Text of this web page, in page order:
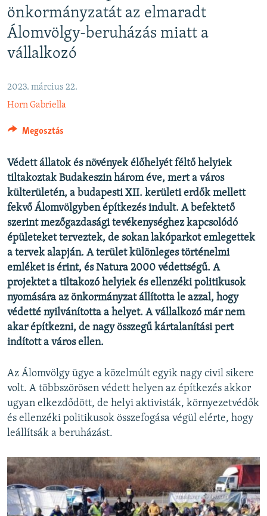
EURÓPAI UNIÓ
VILÁG
KLÍMAVÁLTOZÁS
KÖVESSEN MINKET!
Valamennyi RFE/RL weboldal
önkormányzatát az elmaradt
Álomvölgy-beruházás miatt a
vállalkozó
2023. március 22.
Horn Gabriella
Megosztás
Védett állatok és növények élőhelyét féltő helyiek
tiltakoztak Budakeszin három éve, mert a város
külterületén, a budapesti XII. kerületi erdők mellett
fekvő Álomvölgyben építkezés indult. A befektető
szerint mezőgazdasági tevékenységhez kapcsolódó
épületeket terveztek, de sokan lakóparkot emlegettek
a tervek alapján. A terület különleges történelmi
emléket is érint, és Natura 2000 védettségű. A
projektet a tiltakozó helyiek és ellenzéki politikusok
nyomására az önkormányzat állította le azzal, hogy
védetté nyilvánította a helyet. A vállalkozó már nem
akar építkezni, de nagy összegű kártalanítási pert
indított a város ellen.
Az Álomvölgy ügye a közelmúlt egyik nagy civil sikere
volt. A többszörösen védett helyen az építkezés akkor
ugyan elkezdődött, de helyi aktivisták, környezetvédők
és ellenzéki politikusok összefogása végül elérte, hogy
leállítsák a beruházást.